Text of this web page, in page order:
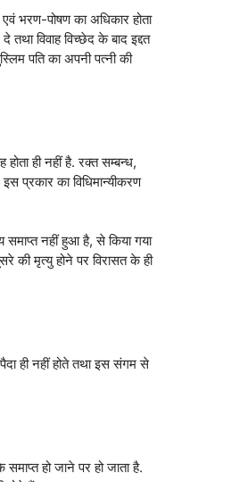
भरण-पोषण का अधिकार होता
विवाह विच्छेद के बाद इद्दत
पति का अपनी पत्नी की
होता ही नहीं है. रक्त सम्बन्ध,
इस प्रकार का विधिमान्यीकरण
समाप्त नहीं हुआ है, से किया गया
की मृत्यु होने पर विरासत के ही
ही नहीं होते तथा इस संगम से
हो जाने पर हो जाता है.